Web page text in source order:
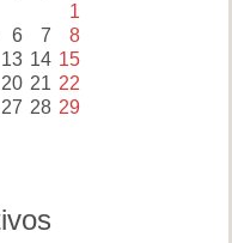
1
6 7 8
13 14 15
20 21 22
27 28 29